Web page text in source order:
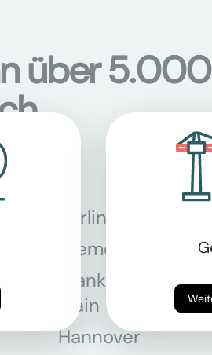
über
Berlin
Bremen
Frankfurt am
Main
Hannover